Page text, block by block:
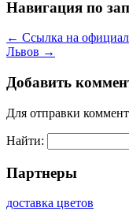
Навигация по
← Ссылка на
Львов →
Добавить
Для отправки
Найти:
Партнеры
доставка цветов